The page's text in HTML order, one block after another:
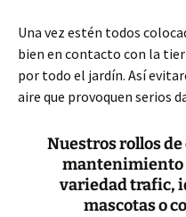
Una vez estén todos
bien en contacto con la
por todo el jardín. Así
aire que provoquen serios
Nuestros rollos
mantenimiento
variedad trafic,
mascotas o